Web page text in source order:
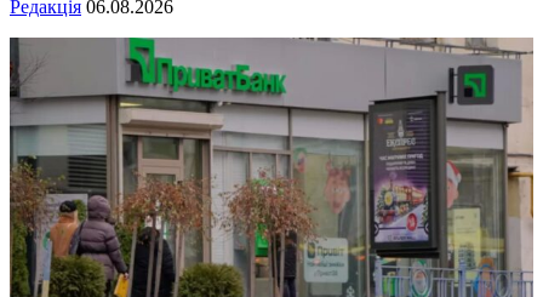
Редакція 06.08.2026